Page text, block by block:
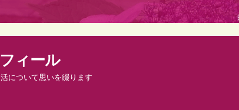
ィール
について思いを綴ります